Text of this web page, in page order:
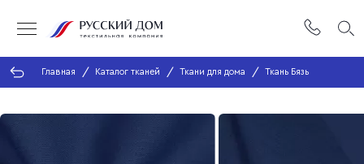
Главная Каталог тканей Ткани для дома Ткань Бязь